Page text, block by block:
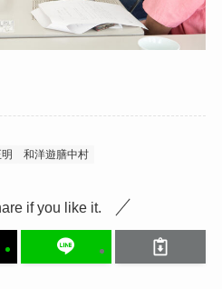
和洋遊膳中村
if you like it.